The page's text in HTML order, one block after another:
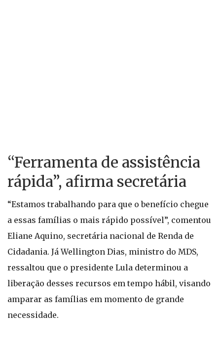
“Ferramenta de assistência
rápida”, afirma secretária
“Estamos trabalhando para que o benefício chegue
a essas famílias o mais rápido possível”, comentou
Eliane Aquino, secretária nacional de Renda de
Cidadania. Já Wellington Dias, ministro do MDS,
ressaltou que o presidente Lula determinou a
liberação desses recursos em tempo hábil, visando
amparar as famílias em momento de grande
necessidade.